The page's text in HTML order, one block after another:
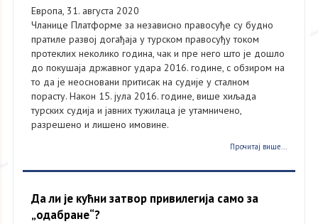
Европа, 31. августа 2020
Чланице Платформе за независно правосуђе су будно
пратиле развој догађаја у турском правосуђу током
протеклих неколико година, чак и пре него што је дошло
до покушаја државног удара 2016. године, с обзиром на
то да је неосновани притисак на судије у сталном
порасту. Након 15. јула 2016. године, више хиљада
турских судија и јавних тужилаца је утамничено,
разрешено и лишено имовине.
Прочитај више...
Да ли је кућни затвор привилегија само за
„одабране“?